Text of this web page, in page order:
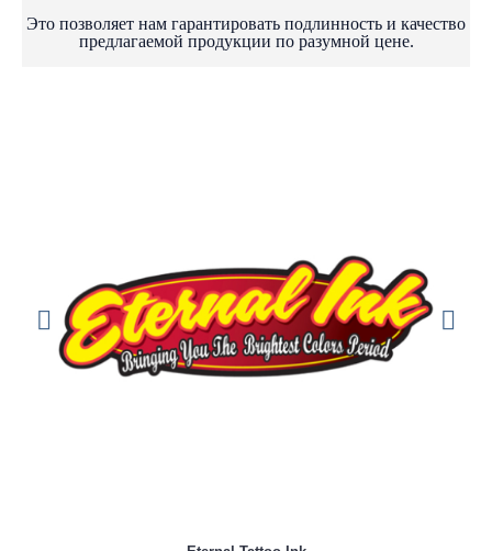
Это позволяет нам гарантировать подлинность и качество
предлагаемой продукции по разумной цене.